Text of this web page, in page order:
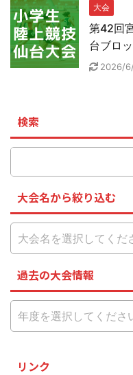
大会
第42回
台ブロ
2026/
検索
大会名から絞り込む
過去の大会情報
リンク